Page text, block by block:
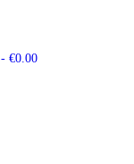
-€0.00